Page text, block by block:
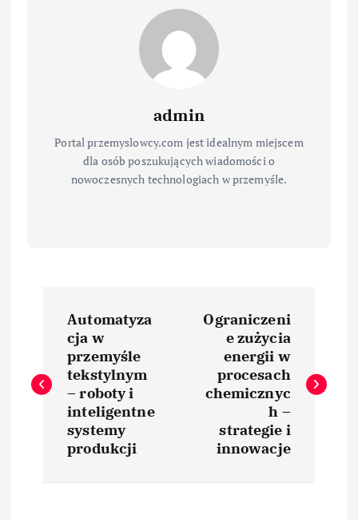
admin
Portal przemyslowcy.com jest idealnym miejscem
dla osób poszukujących wiadomości o
nowoczesnych technologiach w przemyśle.
w
Automatyza
cja w
przemyśle
tekstylnym
– roboty i
inteligentne
systemy
produkcji
Ograniczeni
e zużycia
energii w
procesach
chemicznyc
h –
strategie i
innowacje